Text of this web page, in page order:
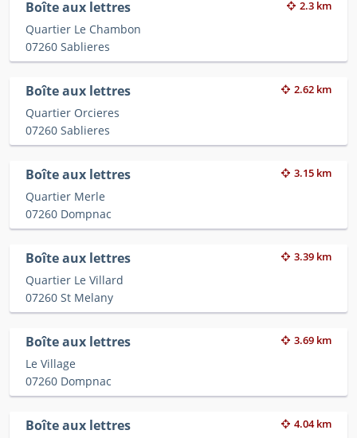
Boîte aux lettres 2.3 km
Quartier Le Chambon
07260 Sablieres
Boîte aux lettres 2.62 km
Quartier Orcieres
07260 Sablieres
Boîte aux lettres 3.15 km
Quartier Merle
07260 Dompnac
Boîte aux lettres 3.39 km
Quartier Le Villard
07260 St Melany
Boîte aux lettres 3.69 km
Le Village
07260 Dompnac
Boîte aux lettres 4.04 km